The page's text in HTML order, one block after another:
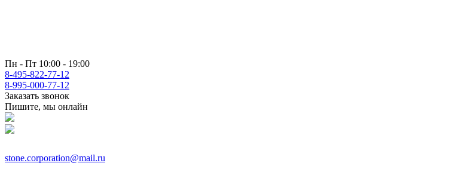
Пн - Пт 10:00 - 19:00
8-495-822-77-12
8-995-000-77-12
Заказать звонок
Пишите, мы онлайн
stone.corporation@mail.ru